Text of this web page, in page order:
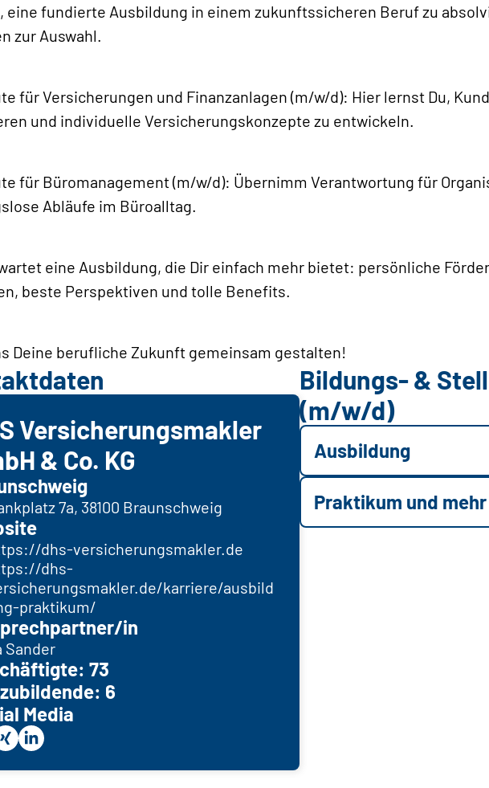
eine fundierte Ausbildung in einem zukunftssicheren Beruf zu
zur Auswahl.
für Versicherungen und Finanzanlagen (m/w/d): Hier lernst Du,
und individuelle Versicherungskonzepte zu entwickeln.
für Büromanagement (m/w/d): Übernimm Verantwortung für
Abläufe im Büroalltag.
eine Ausbildung, die Dir einfach mehr bietet: persönliche
beste Perspektiven und tolle Benefits.
Deine berufliche Zukunft gemeinsam gestalten!
Versicherungsmakler
& Co. KG
7a, 38100 Braunschweig
dhs-versicherungsmakler.de
dhs-
karriere/ausbild
praktikum/
in
Sander
73
6
Media
Bildungs- &
(m/w/d)
Ausbildung
Praktikum und mehr